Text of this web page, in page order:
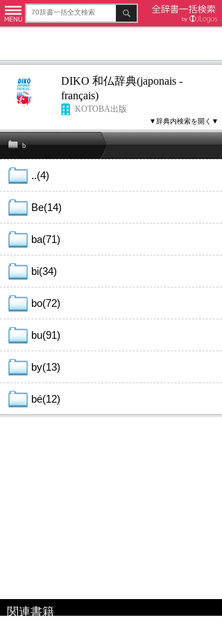
DIKO 和仏辞典(japonais -
français)
KOTOBA出版
▼辞典内検索を開く▼
b
..(4)
Be(14)
ba(71)
bi(34)
bo(72)
bu(91)
by(13)
bé(12)
関連書籍